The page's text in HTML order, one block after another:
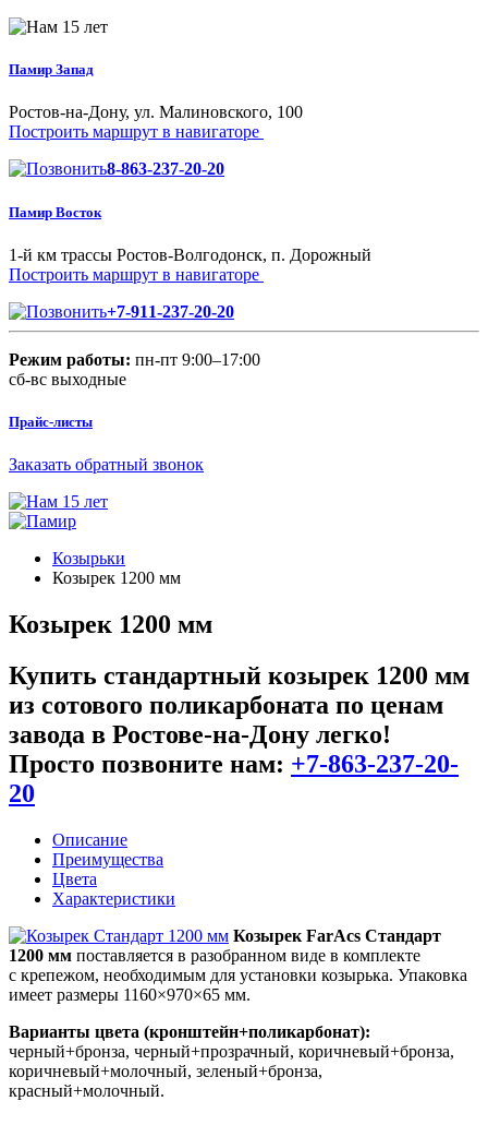
Памир Запад
Ростов-на-Дону, ул. Малиновского, 100
Построить маршрут в навигаторе
8-863-237-20-20
Памир Восток
1-й км трассы Ростов-Волгодонск, п. Дорожный
Построить маршрут в навигаторе
+7-911-237-20-20
Режим работы: пн-пт 9:00–17:00
сб-вс выходные
Прайс-листы
Заказать обратный звонок
Козырьки
Козырек 1200 мм
Козырек 1200 мм
Купить стандартный козырек 1200 мм
из сотового поликарбоната по ценам
завода в Ростове-на-Дону легко!
Просто позвоните нам: +7-863-237-20-
20
Описание
Преимущества
Цвета
Характеристики
Козырек FarAcs Стандарт
1200 мм поставляется в разобранном виде в комплекте
с крепежом, необходимым для установки козырька. Упаковка
имеет размеры 1160×970×65 мм.
Варианты цвета (кронштейн+поликарбонат):
черный+бронза, черный+прозрачный, коричневый+бронза,
коричневый+молочный, зеленый+бронза,
красный+молочный.